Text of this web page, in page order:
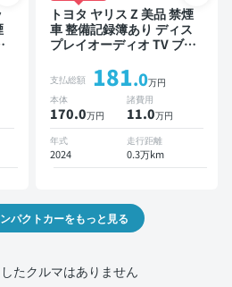
トヨタ ヤリス Z 美品 禁煙
車 整備記録簿あり ディス
プレイオーディオ TV ブラ
ートクルーズ スマートキー
ETC バックモニター 全方
位カメラ ドライブレコーダ
ー 衝突軽減
支払総額 181.0万円
本体
170.0万円
諸費用
11.0万円
年式
2024
走行距離
0.3万km
パクトカーをもっと見る
たクルマはありません